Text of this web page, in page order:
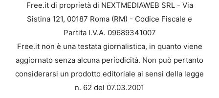
Free.it di proprietà di NEXTMEDIAWEB SRL - Via
Sistina 121, 00187 Roma (RM) - Codice Fiscale e
Partita I.V.A. 09689341007
Free.it non è una testata giornalistica, in quanto viene
aggiornato senza alcuna periodicità. Non può pertanto
considerarsi un prodotto editoriale ai sensi della legge
n. 62 del 07.03.2001